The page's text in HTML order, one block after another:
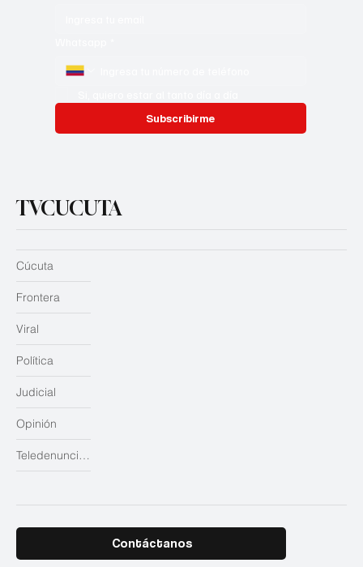
Subscribirme
TVCUCUTA
Judicial
Opinión
Teledenuncias
Cúcuta
Frontera
Viral
Política
Contáctanos